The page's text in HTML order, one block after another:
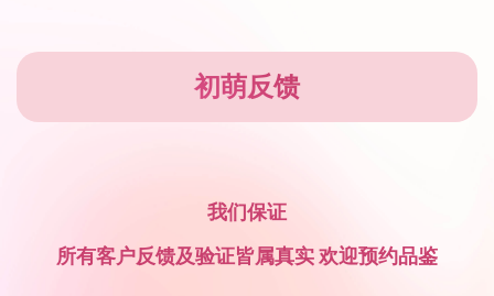
初萌反馈
我们保证
所有客户反馈及验证皆属真实 欢迎预约品鉴